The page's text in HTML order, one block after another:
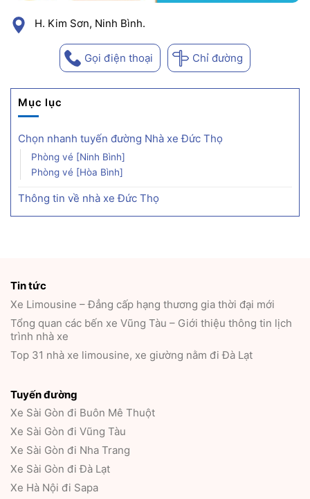
H. Kim Sơn, Ninh Bình.
Gọi điện thoại Chỉ đường
Mục lục
Chọn nhanh tuyến đường Nhà xe Đức Thọ
Phòng vé [Ninh Bình]
Phòng vé [Hòa Bình]
Thông tin về nhà xe Đức Thọ
Tin tức
Xe Limousine – Đẳng cấp hạng thương gia thời đại mới
Tổng quan các bến xe Vũng Tàu – Giới thiệu thông tin lịch
trình nhà xe
Top 31 nhà xe limousine, xe giường nằm đi Đà Lạt
Tuyến đường
Xe Sài Gòn đi Buôn Mê Thuột
Xe Sài Gòn đi Vũng Tàu
Xe Sài Gòn đi Nha Trang
Xe Sài Gòn đi Đà Lạt
Xe Hà Nội đi Sapa